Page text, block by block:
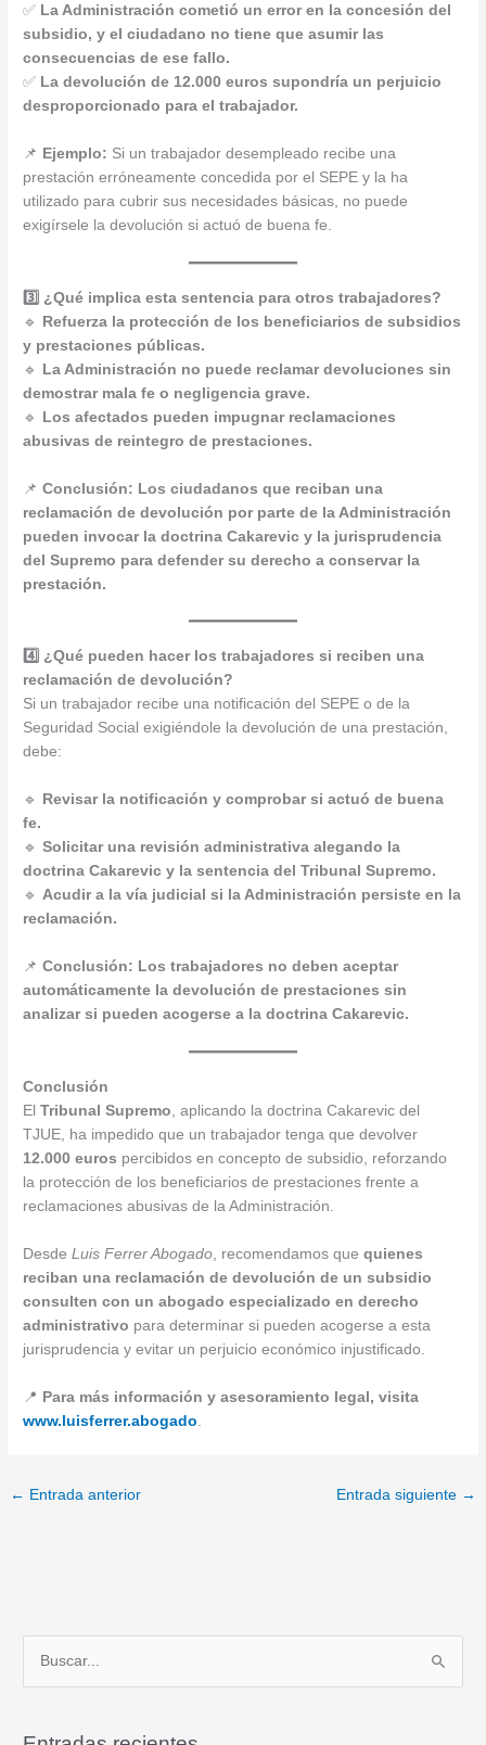
✅ La Administración cometió un error en la concesión del
subsidio, y el ciudadano no tiene que asumir las
consecuencias de ese fallo.
✅ La devolución de 12.000 euros supondría un perjuicio
desproporcionado para el trabajador.
📌 Ejemplo: Si un trabajador desempleado recibe una
prestación erróneamente concedida por el SEPE y la ha
utilizado para cubrir sus necesidades básicas, no puede
exigírsele la devolución si actuó de buena fe.
3️⃣ ¿Qué implica esta sentencia para otros trabajadores?
🔹 Refuerza la protección de los beneficiarios de subsidios
y prestaciones públicas.
🔹 La Administración no puede reclamar devoluciones sin
demostrar mala fe o negligencia grave.
🔹 Los afectados pueden impugnar reclamaciones
abusivas de reintegro de prestaciones.
📌Conclusión: Los ciudadanos que reciban una
reclamación de devolución por parte de la Administración
pueden invocar la doctrina Cakarevic y la jurisprudencia
del Supremo para defender su derecho a conservar la
prestación.
4️⃣ ¿Qué pueden hacer los trabajadores si reciben una
reclamación de devolución?
Si un trabajador recibe una notificación del SEPE o de la
Seguridad Social exigiéndole la devolución de una prestación,
debe:
🔹
Revisar la notificación y comprobar si actuó de buena
fe.
🔹Solicitar una revisión administrativa alegando la
doctrina Cakarevic y la sentencia del Tribunal Supremo.
🔹Acudir a la vía judicial si la Administración persiste en la
reclamación.
📌Conclusión: Los trabajadores no deben aceptar
automáticamente la devolución de prestaciones sin
analizar si pueden acogerse a la doctrina Cakarevic.
Conclusión
ElTribunal Supremo, aplicando la doctrina Cakarevic del
TJUE, ha impedido que un trabajador tenga que devolver
12.000 euros percibidos en concepto de subsidio, reforzando
la protección de los beneficiarios de prestaciones frente a
reclamaciones abusivas de la Administración.
DesdeLuis Ferrer Abogado , recomendamos quequienes
reciban una reclamación de devolución de un subsidio
consulten con un abogado especializado en derecho
administrativo para determinar si pueden acogerse a esta
jurisprudencia y evitar un perjuicio económico injustificado.
📍 Para más información y asesoramiento legal, visita
www.luisferrer.abogado
← Entrada anterior Entrada siguiente →